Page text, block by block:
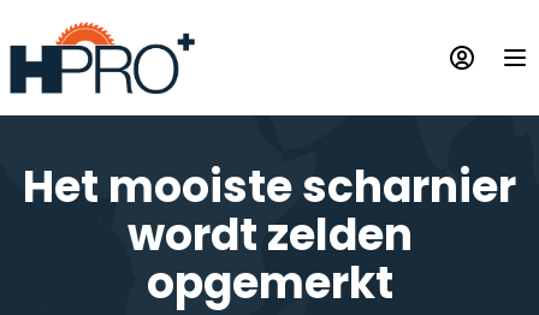
en
naar
de
Het mooiste scharnier
wordt zelden
opgemerkt